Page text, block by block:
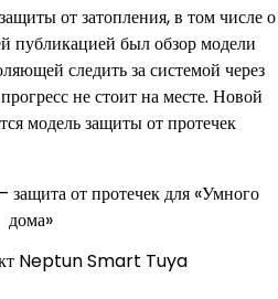
от затопления, в том числе о
публикацией был обзор модели
следить за системой через
не стоит на месте. Новой
модель защиты от протечек
Neptun Smart Tuya